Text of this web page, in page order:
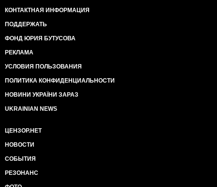
КОНТАКТНАЯ ИНФОРМАЦИЯ
ПОДДЕРЖАТЬ
ФОНД ЮРИЯ БУТУСОВА
РЕКЛАМА
УСЛОВИЯ ПОЛЬЗОВАНИЯ
ПОЛИТИКА КОНФИДЕНЦИАЛЬНОСТИ
НОВИНИ УКРАЇНИ ЗАРАЗ
UKRAINIAN NEWS
ЦЕНЗОР.НЕТ
НОВОСТИ
СОБЫТИЯ
РЕЗОНАНС